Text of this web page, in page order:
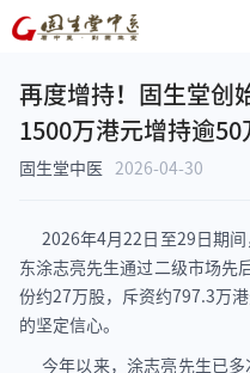
再度增持！固生堂创
1500万港元增持逾50
固生堂中医 2026-04-30
2026年4月22日至29日期间
东涂志亮先生通过二级市场先
份约27万股，斥资约797.3万
的坚定信心。
今年以来，涂志亮先生已多